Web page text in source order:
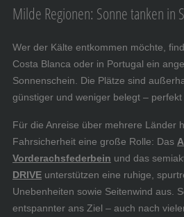
Milde Regionen: Sonne tanken in
Wer der Kälte entkommen möchte,
Costa Blanca oder in Portugal ein
Sonnenschein. Die Plätze sind
günstiger und weniger belegt –
Für die Anreise über mehrere Länder
Fahrsicherheit eine große Rolle: Das
Vorderachsfederbein und das
DRIVE unterstützen eine ruhige,
Unebenheiten sowie Seitenwind aus.
entspannter ans Ziel – auch nach